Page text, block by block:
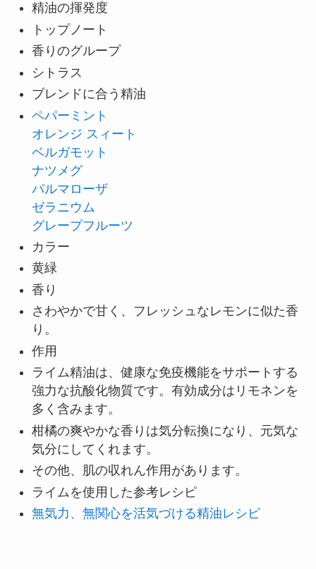
精油の揮発度
トップノート
香りのグループ
シトラス
ブレンドに合う精油
ペパーミント
オレンジ スィート
ベルガモット
ナツメグ
パルマローザ
ゼラニウム
グレープフルーツ
カラー
黄緑
香り
さわやかで甘く、フレッシュなレモンに似た香
り。
作用
ライム精油は、健康な免疫機能をサポートする
強力な抗酸化物質です。有効成分はリモネンを
多く含みます。
柑橘の爽やかな香りは気分転換になり、元気な
気分にしてくれます。
その他、肌の収れん作用があります。
ライムを使用した参考レシピ
無気力、無関心を活気づける精油レシピ